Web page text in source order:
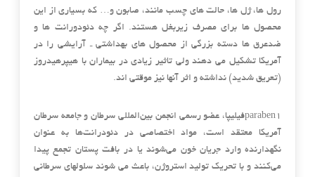
رول ها، ژل ها، حالت های چسب مانند، صابون و… که بسیاری از این
محصول ها برای مصرف زیربغل هستند. اگر چه دئودورانت ها و
ضدعرق ها دسته بزرگی از محصول های بهداشتی ـ آرایشی را در
آمریکا تشکیل می دهند ولی تاثیر زیادی در بیماران با هیپرهیدروز
(تعریق شدید) نداشته و اثر آنها نیز موقتی اند.
paraben1فیلیپا، عضو رسمی انجمن بین‌المللی سرطان و جامعه سرطان
آمریکا معتقد است، مواد اختصاصی در دئودرانت‌ها به عنوان
نگهدارنده وارد جریان خون می‌شوند یا در بافت پستان تجمع پیدا
می‌کنند و با تحریک تولید استروژن، باعث می شوند سلولهای سرطانی